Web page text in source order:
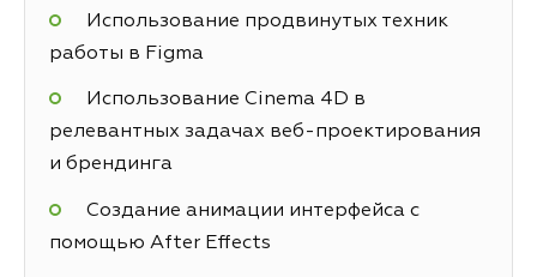
Использование продвинутых техник
работы в Figma
Использование Cinema 4D в
релевантных задачах веб-проектирования
и брендинга
Создание анимации интерфейса с
помощью After Effects